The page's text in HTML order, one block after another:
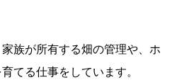
族が所有する畑の管理や、ホ
てる仕事をしています。